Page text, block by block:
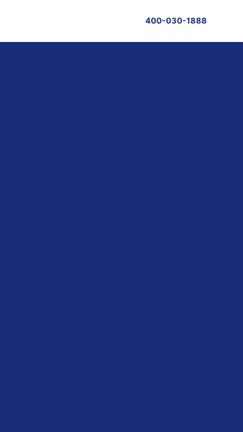
400-030-1888